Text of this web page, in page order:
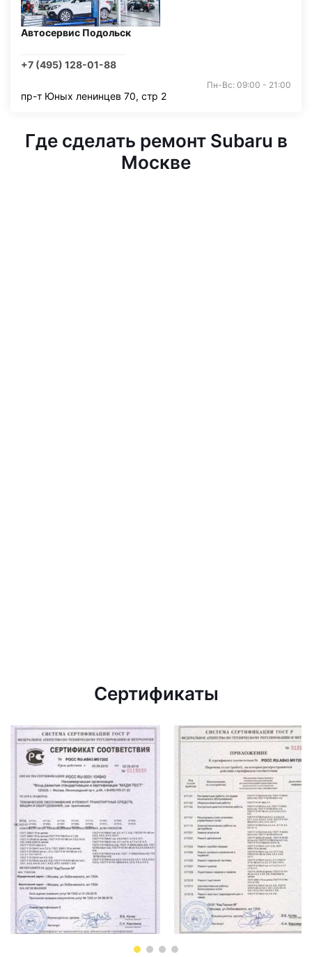
Автосервис Подольск
+7 (495) 128-01-88
Пн-Вс: 09:00 - 21:00
пр-т Юных ленинцев 70, стр 2
Где сделать ремонт Subaru в
Москве
Сертификаты